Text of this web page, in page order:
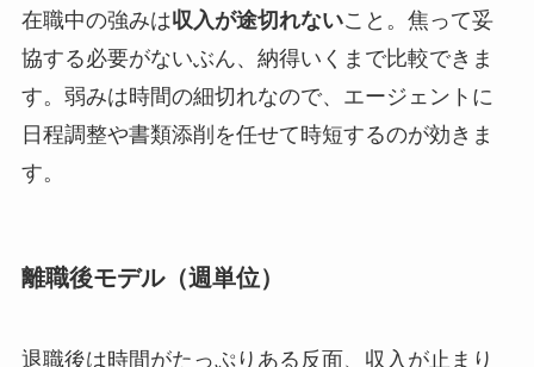
在職中の強みは収入が途切れないこと。焦って妥
協する必要がないぶん、納得いくまで比較できま
す。弱みは時間の細切れなので、エージェントに
日程調整や書類添削を任せて時短するのが効きま
す。
離職後モデル（週単位）
退職後は時間がたっぷりある反面、収入が止まり